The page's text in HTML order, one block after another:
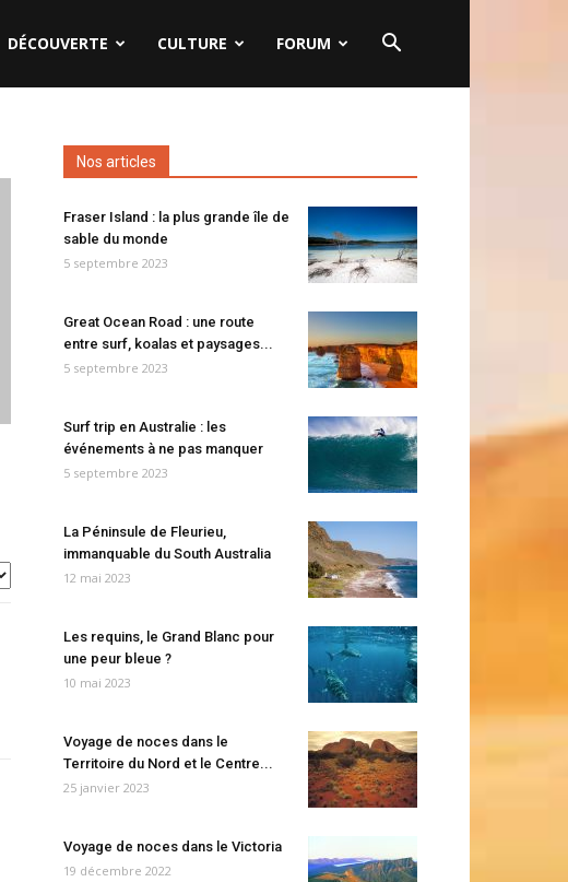
DÉCOUVERTE CULTURE FORUM
Nos articles
Fraser Island : la plus grande île de
sable du monde
5 septembre 2023
Great Ocean Road : une route
entre surf, koalas et paysages...
5 septembre 2023
Surf trip en Australie : les
événements à ne pas manquer
5 septembre 2023
La Péninsule de Fleurieu,
immanquable du South Australia
12 mai 2023
Les requins, le Grand Blanc pour
une peur bleue ?
10 mai 2023
Voyage de noces dans le
Territoire du Nord et le Centre...
25 janvier 2023
Voyage de noces dans le Victoria
19 décembre 2022